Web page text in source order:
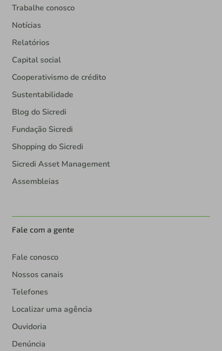
Trabalhe conosco
Notícias
Relatórios
Capital social
Cooperativismo de crédito
Sustentabilidade
Blog do Sicredi
Fundação Sicredi
Shopping do Sicredi
Sicredi Asset Management
Assembleias
Fale com a gente
Fale conosco
Nossos canais
Telefones
Localizar uma agência
Ouvidoria
Denúncia